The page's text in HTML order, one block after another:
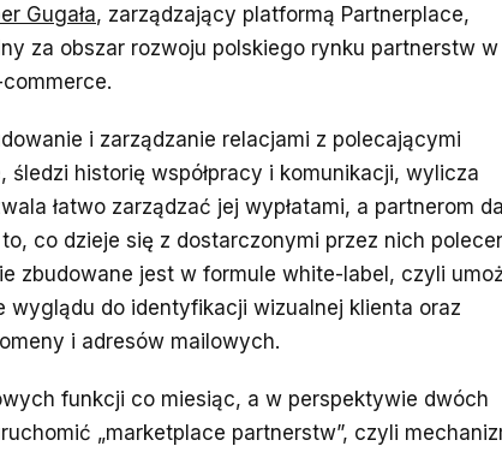
Gugała, zarządzający platformą Partnerplace,
za obszar rozwoju polskiego rynku partnerstw w
i zarządzanie relacjami z polecającymi
śledzi historię współpracy i komunikacji, wylicza
łatwo zarządzać jej wypłatami, a partnerom
co dzieje się z dostarczonymi przez nich
zbudowane jest w formule white-label, czyli
wyglądu do identyfikacji wizualnej klienta oraz
i adresów mailowych.
funkcji co miesiąc, a w perspektywie dwóch
„marketplace partnerstw”, czyli